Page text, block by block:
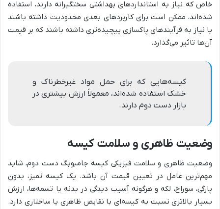
خاص که نیاز به استانداردهای بهداشتی سختگیرانه دارند، استفاده
شده‌اند، ممکن است برای کاربردهای بعدی محدودیت داشته باشند
یا نیاز به فرآیندهای پاکسازی پیچیده‌تری داشته باشند که بر قیمت
آن‌ها تاثیر می‌گذارد.
کیسه‌هایی که برای حمل مواد غیرخطرناک و
خشک استفاده شده‌اند، معمولاً ارزش بیشتری در
بازار دست دوم دارند.
وضعیت ظاهری و سلامت کیسه
وضعیت ظاهری و سلامت فیزیکی کیسه جامبوبگ دست دوم، شاید
مهم‌ترین عامل در تعیین قیمت آن باشد. یک کیسه تمیز، بدون
پارگی، سوراخ، لکه و هرگونه آسیب دیدگی در بدنه یا تسمه‌ها، ارزش
بسیار بالاتری نسبت به کیسه‌ای با نقایص ظاهری یا ساختاری دارد.